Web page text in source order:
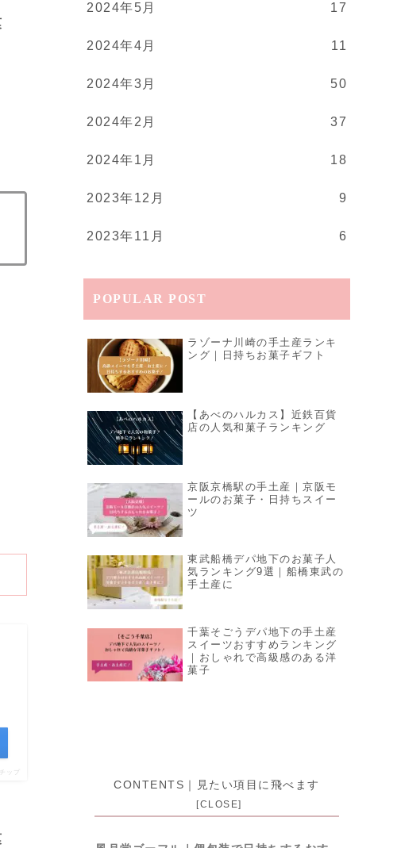
ップ
2024年5月 17
2024年4月 11
2024年3月 50
2024年2月 37
2024年1月 18
2023年12月 9
2023年11月 6
POPULAR POST
ラゾーナ川崎の手土産ランキ
ング｜日持ちお菓子ギフト
【あべのハルカス】近鉄百貨
店の人気和菓子ランキング
京阪京橋駅の手土産｜京阪モ
ールのお菓子・日持ちスイー
ツ
東武船橋デパ地下のお菓子人
気ランキング9選｜船橋東武の
手土産に
千葉そごうデパ地下の手土産
スイーツおすすめランキング
｜おしゃれで高級感のある洋
菓子
CONTENTS｜見たい項目に飛べます